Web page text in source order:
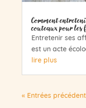
Comment
couteaux pour les
Entretenir ses
est un acte
lire plus
« Entrées